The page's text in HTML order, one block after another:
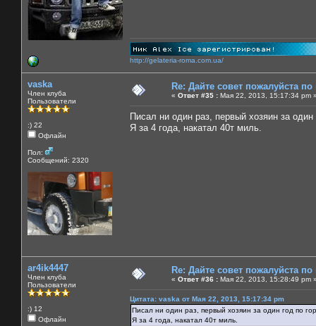
http://gelateria-roma.com.ua/
vaska
Член клуба
Пользователи
:) 22
Офлайн
Пол:
Сообщений: 2320
Re: Дайте совет пожалуйста
« Ответ #35 : Мая 22, 2013, 15:17:34 pm
Писал ни один раз, первый хозяин за
Я за 4 года, накатал 40т миль.
ar4ik4447
Член клуба
Пользователи
:) 12
Офлайн
Re: Дайте совет пожалуйста
« Ответ #36 : Мая 22, 2013, 15:28:49 pm
Цитата: vaska от Мая 22, 2013, 15:17:34 pm
Писал ни один раз, первый хозяин за один год по
Я за 4 года, накатал 40т миль.